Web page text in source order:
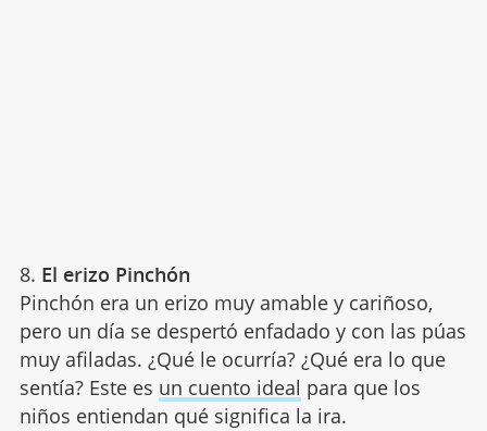
8. El erizo Pinchón
Pinchón era un erizo muy amable y cariñoso,
pero un día se despertó enfadado y con las púas
muy afiladas. ¿Qué le ocurría? ¿Qué era lo que
sentía? Este es un cuento ideal para que los
niños entiendan qué significa la ira.